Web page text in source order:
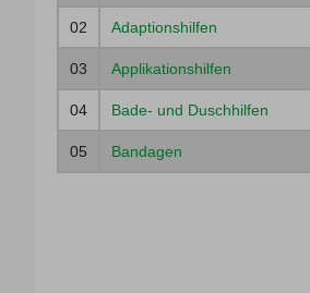
02 Adaptionshilfen
03 Applikationshilfen
04 Bade- und Duschhilfen
05 Bandagen